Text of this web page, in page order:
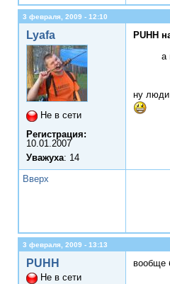
3 февраля, 2009 - 12:10
Lyafa
Не в сети
Регистрация:
10.01.2007
Уважуха: 14
PUHH
а
ну люди
Вверх
3 февраля, 2009 - 13:13
PUHH
Не в сети
вообще